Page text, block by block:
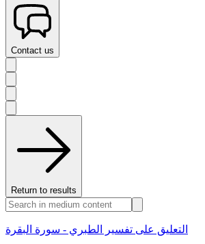
Contact us
Return to results
التعليق على تفسير الطبري - سورة البقرة